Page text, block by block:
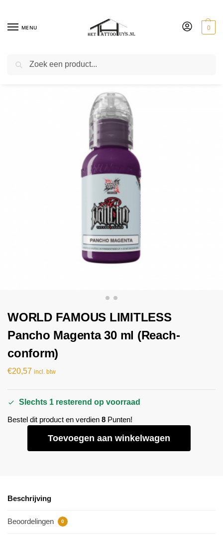
MENU 0
WORLD FAMOUS LIMITLESS
Pancho Magenta 30 ml (Reach-
conform)
€20,57 incl. btw
Slechts 1 resterend op voorraad
Bestel dit product en verdien 8 Punten!
Toevoegen aan winkelwagen
Beschrijving
Beoordelingen 0